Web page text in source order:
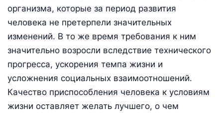
организма, которые за период развития
человека не претерпели значительных
изменений. В то же время требования к ним
значительно возросли вследствие технического
прогресса, ускорения темпа жизни и
усложнения социальных взаимоотношений.
Качество приспособления человека к условиям
жизни оставляет желать лучшего, о чем